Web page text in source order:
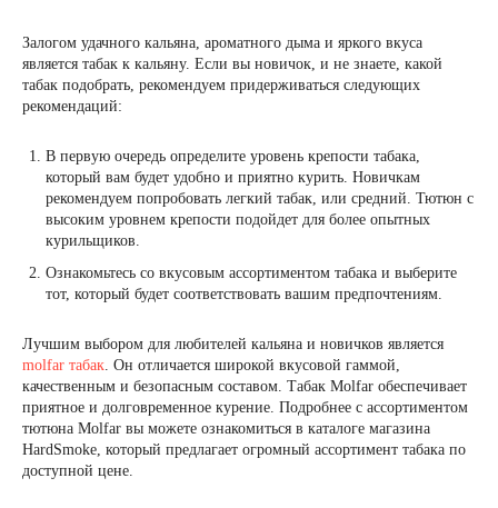
Залогом удачного кальяна, ароматного дыма и яркого вкуса
является табак к кальяну. Если вы новичок, и не знаете, какой
табак подобрать, рекомендуем придерживаться следующих
рекомендаций:
В первую очередь определите уровень крепости табака,
который вам будет удобно и приятно курить. Новичкам
рекомендуем попробовать легкий табак, или средний. Тютюн с
высоким уровнем крепости подойдет для более опытных
курильщиков.
Ознакомьтесь со вкусовым ассортиментом табака и выберите
тот, который будет соответствовать вашим предпочтениям.
Лучшим выбором для любителей кальяна и новичков является
molfar табак. Он отличается широкой вкусовой гаммой,
качественным и безопасным составом. Табак Molfar обеспечивает
приятное и долговременное курение. Подробнее с ассортиментом
тютюна Molfar вы можете ознакомиться в каталоге магазина
HardSmoke, который предлагает огромный ассортимент табака по
доступной цене.